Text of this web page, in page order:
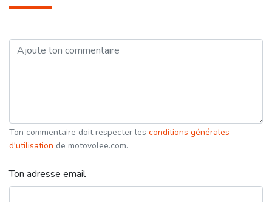
Ton commentaire doit respecter les conditions générales
d'utilisation de motovolee.com.
Ton adresse email